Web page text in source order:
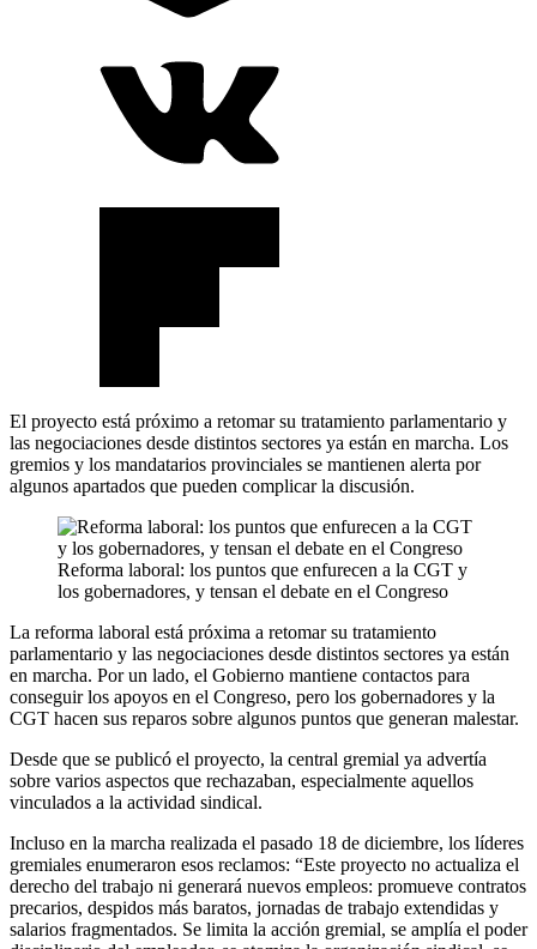
El proyecto está próximo a retomar su tratamiento parlamentario y
las negociaciones desde distintos sectores ya están en marcha. Los
gremios y los mandatarios provinciales se mantienen alerta por
algunos apartados que pueden complicar la discusión.
Reforma laboral: los puntos que enfurecen a la CGT y
los gobernadores, y tensan el debate en el Congreso
La reforma laboral está próxima a retomar su tratamiento
parlamentario y las negociaciones desde distintos sectores ya están
en marcha. Por un lado, el Gobierno mantiene contactos para
conseguir los apoyos en el Congreso, pero los gobernadores y la
CGT hacen sus reparos sobre algunos puntos que generan malestar.
Desde que se publicó el proyecto, la central gremial ya advertía
sobre varios aspectos que rechazaban, especialmente aquellos
vinculados a la actividad sindical.
Incluso en la marcha realizada el pasado 18 de diciembre, los líderes
gremiales enumeraron esos reclamos: “Este proyecto no actualiza el
derecho del trabajo ni generará nuevos empleos: promueve contratos
precarios, despidos más baratos, jornadas de trabajo extendidas y
salarios fragmentados. Se limita la acción gremial, se amplía el poder